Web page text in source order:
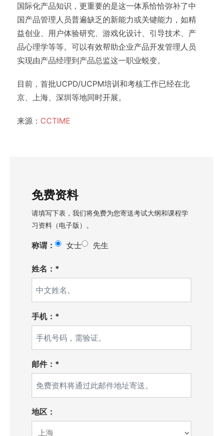
国际化产品知识，更重要的是这一体系恰恰弥补了中
国产品管理人员普遍缺乏的新能力或关键能力，如精
益创业、用户体验研究、游戏化设计、引导技术、产
品心理学等等。可以有效帮助企业产品开发管理人员
实现由产品经理到产品总监这一职业蜕变。
目前，首批UCPD/UCPM培训和考核工作已经在北
京、上海、深圳等地同时开展。
来源： CCTIME
免费资料
请填写下表，我们将免费为您寄送考试大纲和课程学
习资料（电子版）。
称谓： 女士 先生
姓名：*
手机：*
邮件：*
地区：